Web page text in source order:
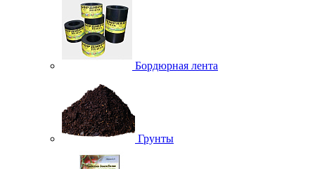
Бордюрная лента
Грунты